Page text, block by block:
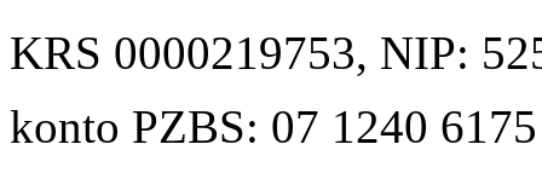
KRS 0000219753, NIP:
konto PZBS: 07 1240